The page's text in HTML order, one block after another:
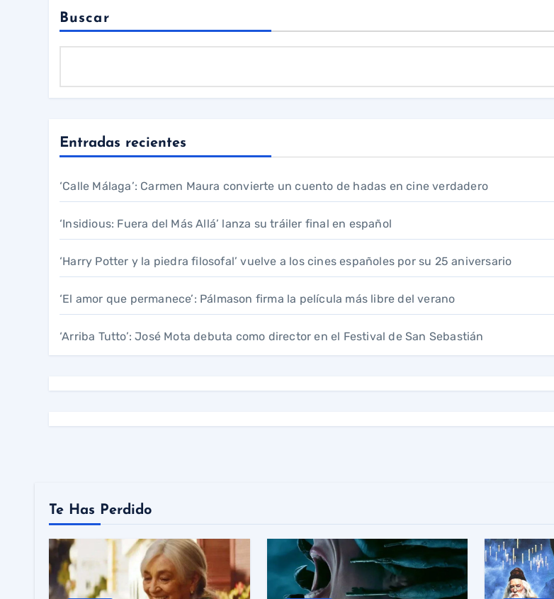
Buscar
Entradas recientes
‘Calle Málaga’: Carmen Maura convierte un cuento de hadas en cine verdadero
‘Insidious: Fuera del Más Allá’ lanza su tráiler final en español
‘Harry Potter y la piedra filosofal’ vuelve a los cines españoles por su 25 aniversario
‘El amor que permanece’: Pálmason firma la película más libre del verano
‘Arriba Tutto’: José Mota debuta como director en el Festival de San Sebastián
Te Has Perdido